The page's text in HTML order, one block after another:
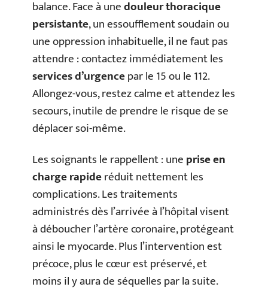
balance. Face à unedouleur thoracique
persistante, un essoufflement soudain ou
une oppression inhabituelle, il ne faut pas
attendre : contactez immédiatement les
services d’urgencepar le 15 ou le 112.
Allongez-vous, restez calme et attendez les
secours, inutile de prendre le risque de se
déplacer soi-même.
Les soignants le rappellent : uneprise en
charge rapideréduit nettement les
complications. Les traitements
administrés dès l’arrivée à l’hôpital visent
à déboucher l’artère coronaire, protégeant
ainsi le myocarde. Plus l’intervention est
précoce, plus le cœur est préservé, et
moins il y aura de séquelles par la suite.